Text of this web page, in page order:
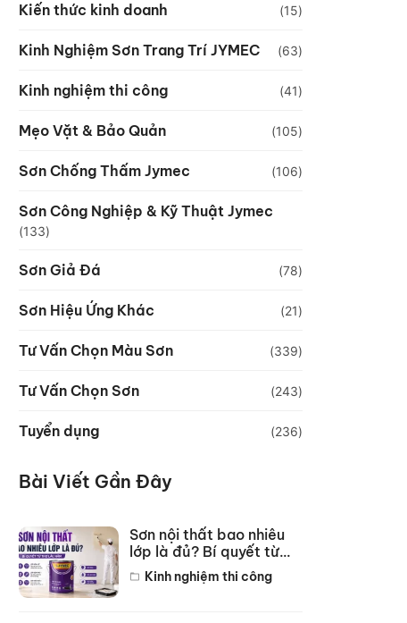
Kiến thức kinh doanh (15)
Kinh Nghiệm Sơn Trang Trí JYMEC (63)
Kinh nghiệm thi công (41)
Mẹo Vặt & Bảo Quản (105)
Sơn Chống Thấm Jymec (106)
Sơn Công Nghiệp & Kỹ Thuật Jymec
(133)
Sơn Giả Đá (78)
Sơn Hiệu Ứng Khác (21)
Tư Vấn Chọn Màu Sơn (339)
Tư Vấn Chọn Sơn (243)
Tuyển dụng (236)
Bài Viết Gần Đây
Sơn nội thất bao nhiêu
lớp là đủ? Bí quyết từ
thợ lâu năm
Kinh nghiệm thi công